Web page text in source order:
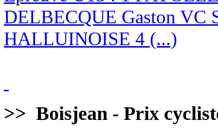
DELBECQUE Gaston VC
HALLUINOISE 4 (...)
>> Boisjean - Prix